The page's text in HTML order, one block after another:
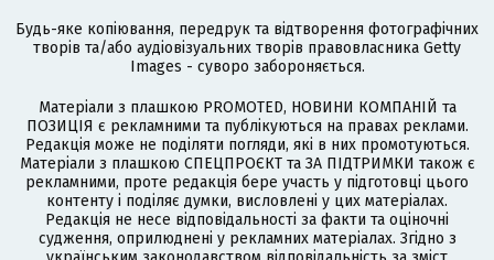
Будь-яке копіювання, передрук та відтворення фотографічних
творів та/або аудіовізуальних творів правовласника Getty
Images - суворо забороняється.
Матеріали з плашкою PROMOTED, НОВИНИ КОМПАНІЙ та
ПОЗИЦІЯ є рекламними та публікуються на правах реклами.
Редакція може не поділяти погляди, які в них промотуються.
Матеріали з плашкою СПЕЦПРОЄКТ та ЗА ПІДТРИМКИ також є
рекламними, проте редакція бере участь у підготовці цього
контенту і поділяє думки, висловлені у цих матеріалах.
Редакція не несе відповідальності за факти та оціночні
судження, оприлюднені у рекламних матеріалах. Згідно з